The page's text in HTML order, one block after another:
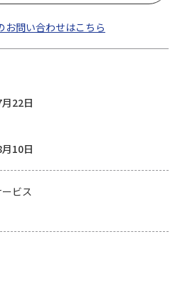
お問い合わせはこちら
22日
10日
ービス